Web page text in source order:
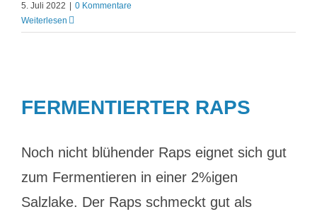
5. Juli 2022
0 Kommentare
Weiterlesen
FERMENTIERTER RAPS
Noch nicht blühender Raps eignet sich gut
zum Fermentieren in einer 2%igen
Salzlake. Der Raps schmeckt gut als